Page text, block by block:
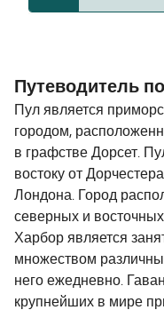
Путеводитель
Пул является
городом,
в графстве Дорсет.
востоку от
Лондона. Город
северных и
Харбор является
множеством
него ежедневно.
крупнейших в мире